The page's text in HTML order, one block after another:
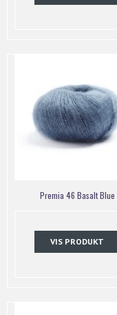
Premia 46 Basalt Blue
VIS PRODUKT